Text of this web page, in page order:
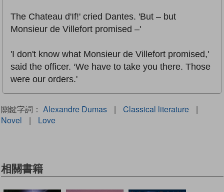
The Chateau d'If!' cried Dantes. 'But – but
Monsieur de Villefort promised –'
'I don't know what Monsieur de Villefort promised,'
said the officer. ‘We have to take you there. Those
were our orders.'
關鍵字詞： Alexandre Dumas | Classical literature
|
Novel
| Love
相關書籍